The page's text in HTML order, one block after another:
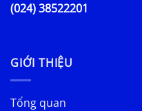
(024) 38522201
GIỚI THIỆU
Tổng quan